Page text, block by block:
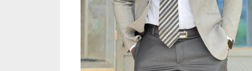
Duembe
à
Durba